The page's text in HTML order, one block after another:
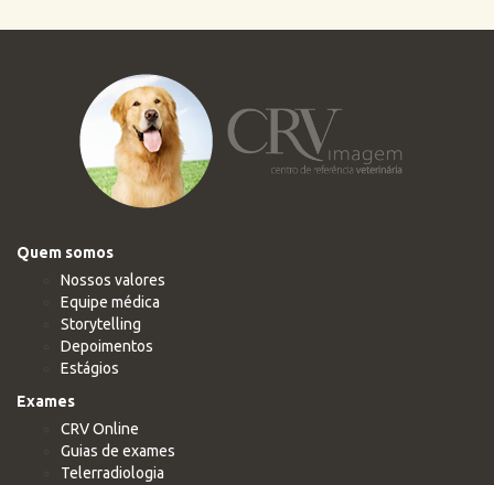
Quem somos
Nossos valores
Equipe médica
Storytelling
Depoimentos
Estágios
Exames
CRV Online
Guias de exames
Telerradiologia